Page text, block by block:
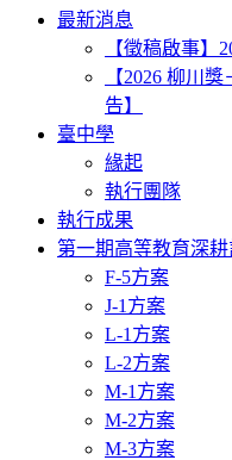
Toggle
navigation
最新消息
【徵稿啟事】
【2026 柳川
告】
臺中學
緣起
執行團隊
執行成果
第一期高等教育深
F-5方案
J-1方案
L-1方案
L-2方案
M-1方案
M-2方案
M-3方案